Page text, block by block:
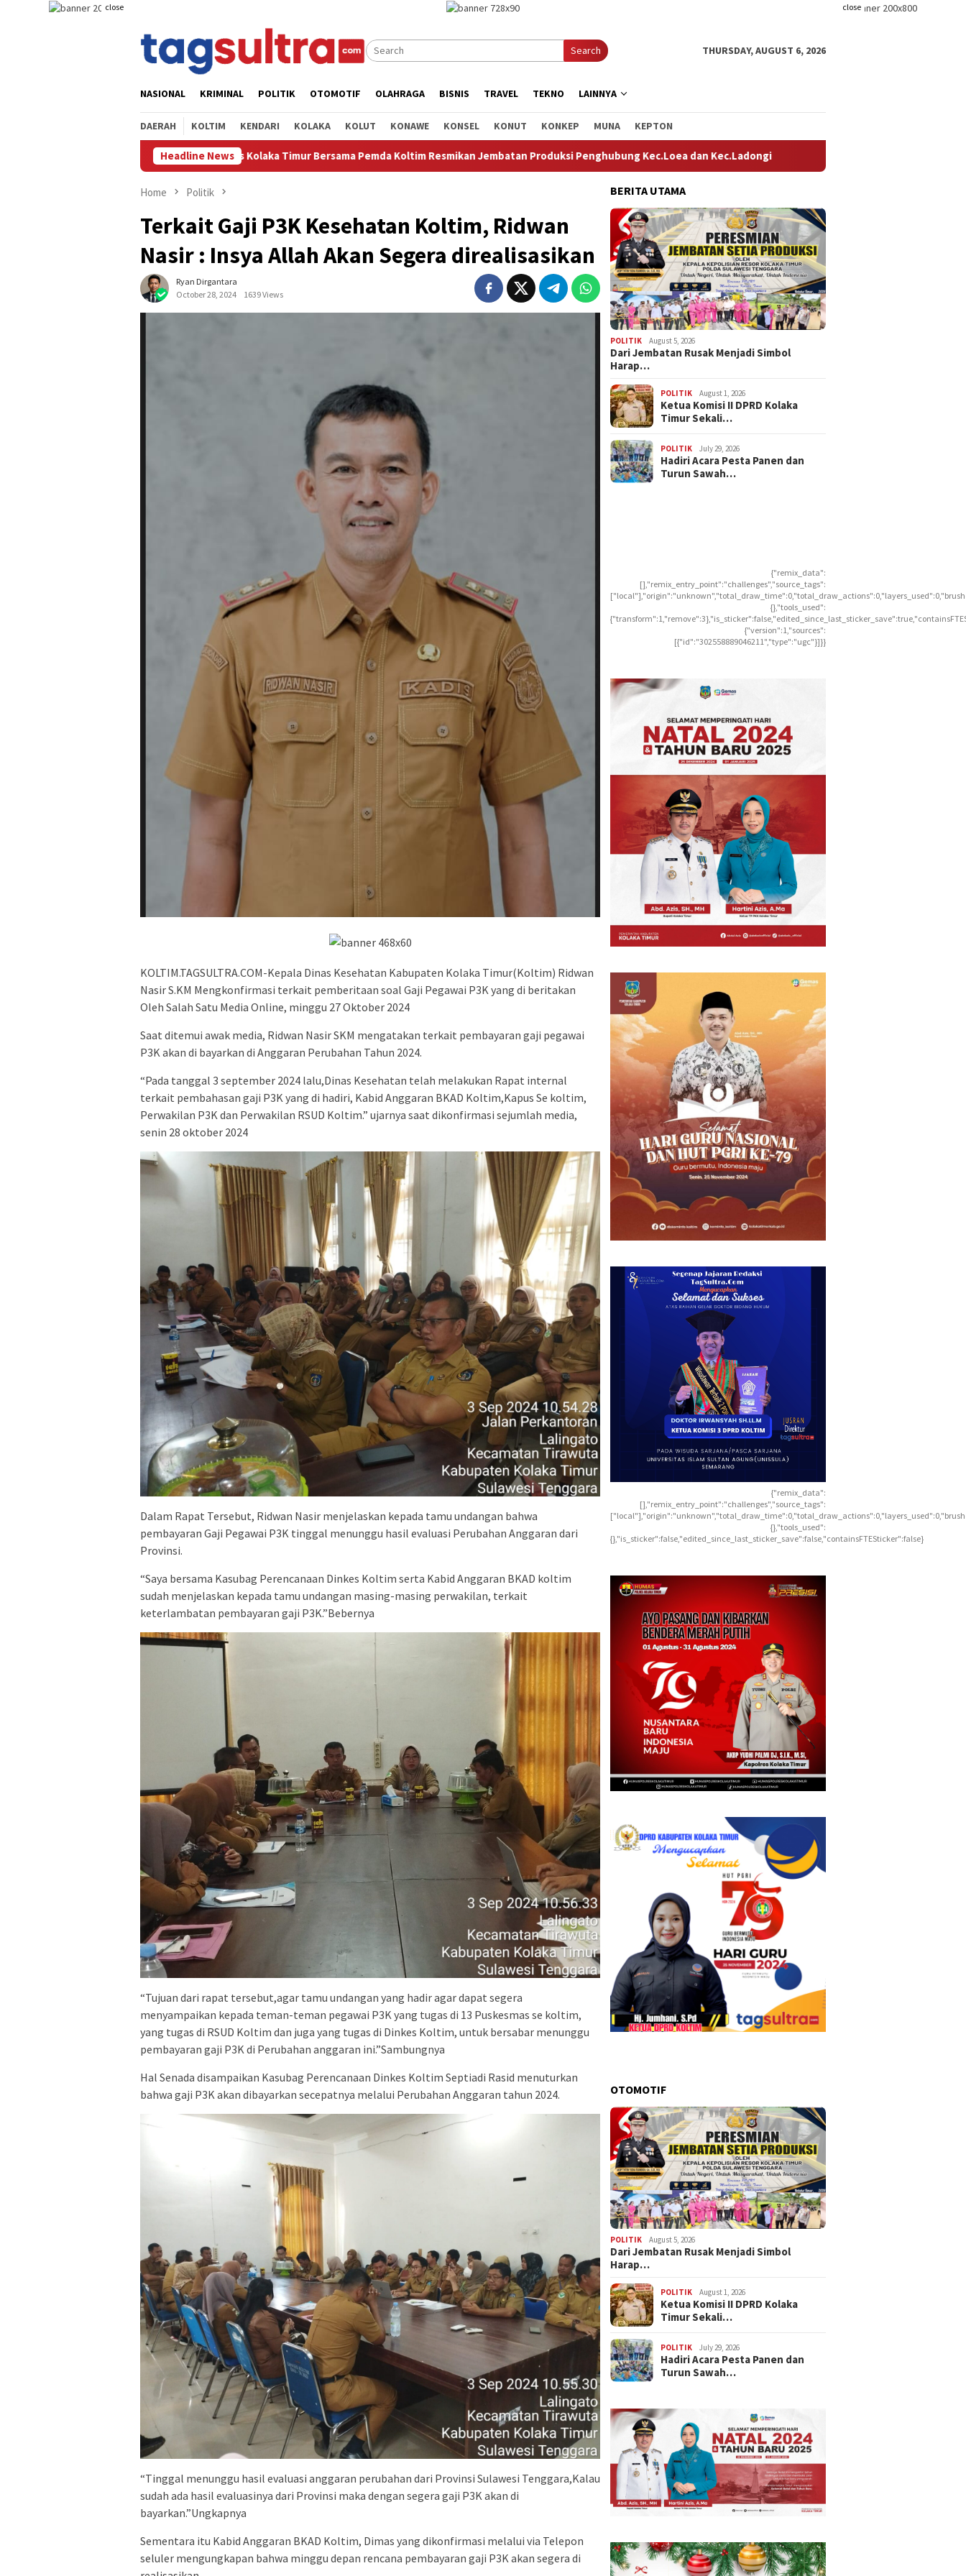
close close
Search THURSDAY, AUGUST 6, 2026
NASIONAL KRIMINAL POLITIK OTOMOTIF OLAHRAGA BISNIS TRAVEL TEKNO LAINNYA
DAERAH KOLTIM KENDARI KOLAKA KOLUT KONAWE KONSEL KONUT KONKEP MUNA KEPTON
Headline News
Kolaka Timur Bersama Pemda Koltim Resmikan Jembatan Produksi Penghubung Kec.Loea dan Kec.Ladongi Ketua Komisi II DPRD Kolaka Timur Sekaligus Ketua DPD Tani Merdeka
Home Politik
Terkait Gaji P3K Kesehatan Koltim, Ridwan
Nasir : Insya Allah Akan Segera direalisasikan
Ryan Dirgantara
October 28, 2024
1639 Views
KOLTIM.TAGSULTRA.COM-Kepala Dinas Kesehatan Kabupaten Kolaka Timur(Koltim) Ridwan
Nasir S.KM Mengkonfirmasi terkait pemberitaan soal Gaji Pegawai P3K yang di beritakan
Oleh Salah Satu Media Online, minggu 27 Oktober 2024
Saat ditemui awak media, Ridwan Nasir SKM mengatakan terkait pembayaran gaji pegawai
P3K akan di bayarkan di Anggaran Perubahan Tahun 2024.
“Pada tanggal 3 september 2024 lalu,Dinas Kesehatan telah melakukan Rapat internal
terkait pembahasan gaji P3K yang di hadiri, Kabid Anggaran BKAD Koltim,Kapus Se koltim,
Perwakilan P3K dan Perwakilan RSUD Koltim.” ujarnya saat dikonfirmasi sejumlah media,
senin 28 oktober 2024
Dalam Rapat Tersebut, Ridwan Nasir menjelaskan kepada tamu undangan bahwa
pembayaran Gaji Pegawai P3K tinggal menunggu hasil evaluasi Perubahan Anggaran dari
Provinsi.
“Saya bersama Kasubag Perencanaan Dinkes Koltim serta Kabid Anggaran BKAD koltim
sudah menjelaskan kepada tamu undangan masing-masing perwakilan, terkait
keterlambatan pembayaran gaji P3K.”Bebernya
“Tujuan dari rapat tersebut,agar tamu undangan yang hadir agar dapat segera
menyampaikan kepada teman-teman pegawai P3K yang tugas di 13 Puskesmas se koltim,
yang tugas di RSUD Koltim dan juga yang tugas di Dinkes Koltim, untuk bersabar menunggu
pembayaran gaji P3K di Perubahan anggaran ini.”Sambungnya
Hal Senada disampaikan Kasubag Perencanaan Dinkes Koltim Septiadi Rasid menuturkan
bahwa gaji P3K akan dibayarkan secepatnya melalui Perubahan Anggaran tahun 2024.
“Tinggal menunggu hasil evaluasi anggaran perubahan dari Provinsi Sulawesi Tenggara,Kalau
sudah ada hasil evaluasinya dari Provinsi maka dengan segera gaji P3K akan di
bayarkan.”Ungkapnya
Sementara itu Kabid Anggaran BKAD Koltim, Dimas yang dikonfirmasi melalui via Telepon
seluler mengungkapan bahwa minggu depan rencana pembayaran gaji P3K akan segera di
BERITA UTAMA
POLITIK August 5, 2026
Dari Jembatan Rusak Menjadi Simbol
Harap…
POLITIK August 1, 2026
Ketua Komisi II DPRD Kolaka
Timur Sekali…
POLITIK July 29, 2026
Hadiri Acara Pesta Panen dan
Turun Sawah…
{"remix_data":
[],"remix_entry_point":"challenges","source_tags":
{},"tools_used":
{"version":1,"sources":
[{"id":"302558889046211","type":"ugc"}]}}
{"remix_data":
[],"remix_entry_point":"challenges","source_tags":
{},"tools_used":
{},"is_sticker":false,"edited_since_last_sticker_save":false,"containsFTESticker":false}
OTOMOTIF
POLITIK August 5, 2026
Dari Jembatan Rusak Menjadi Simbol
Harap…
POLITIK August 1, 2026
Ketua Komisi II DPRD Kolaka
Timur Sekali…
POLITIK July 29, 2026
Hadiri Acara Pesta Panen dan
Turun Sawah…